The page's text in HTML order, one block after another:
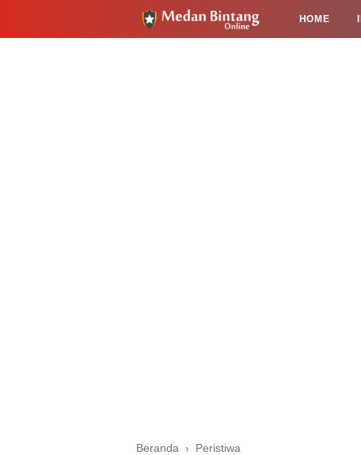
HOME
Beranda › Peristiwa